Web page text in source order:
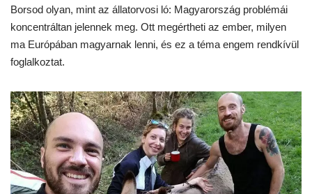
Borsod olyan, mint az állatorvosi ló: Magyarország problémái
koncentráltan jelennek meg. Ott megértheti az ember, milyen
ma Európában magyarnak lenni, és ez a téma engem rendkívül
foglalkoztat.